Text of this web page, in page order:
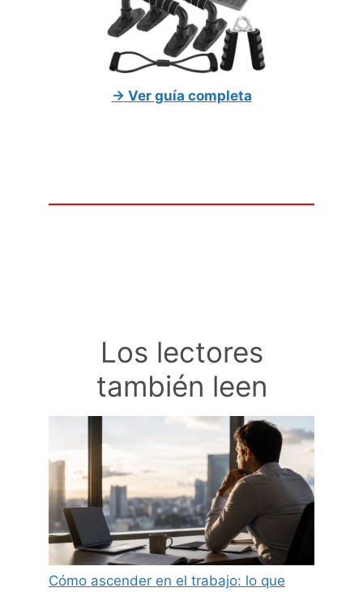
→ Ver guía completa
Los lectores
también leen
Cómo ascender en el trabajo: lo que